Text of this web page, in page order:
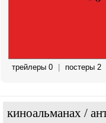
трейлеры 0 постеры 2
киноальманах /